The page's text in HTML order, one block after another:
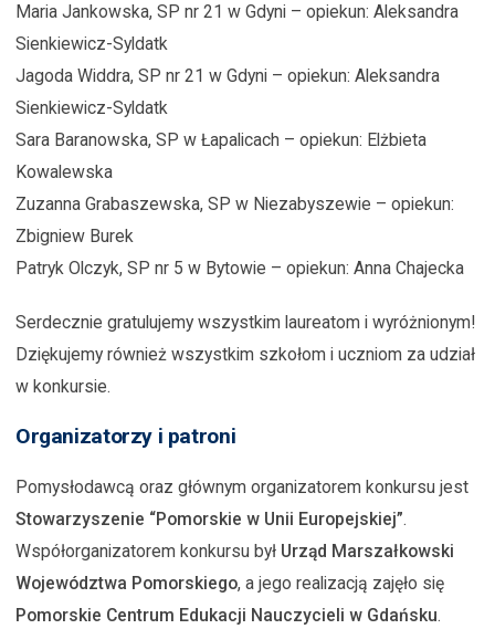
Maria Jankowska, SP nr 21 w Gdyni – opiekun: Aleksandra
Sienkiewicz-Syldatk
Jagoda Widdra, SP nr 21 w Gdyni – opiekun: Aleksandra
Sienkiewicz-Syldatk
Sara Baranowska, SP w Łapalicach – opiekun: Elżbieta
Kowalewska
Zuzanna Grabaszewska, SP w Niezabyszewie – opiekun:
Zbigniew Burek
Patryk Olczyk, SP nr 5 w Bytowie – opiekun: Anna Chajecka
Serdecznie gratulujemy wszystkim laureatom i wyróżnionym!
Dziękujemy również wszystkim szkołom i uczniom za udział
w konkursie.
Organizatorzy i patroni
Pomysłodawcą oraz głównym organizatorem konkursu jest
Stowarzyszenie “Pomorskie w Unii Europejskiej”.
Współorganizatorem konkursu był Urząd Marszałkowski
Województwa Pomorskiego, a jego realizacją zajęło się
Pomorskie Centrum Edukacji Nauczycieli w Gdańsku.